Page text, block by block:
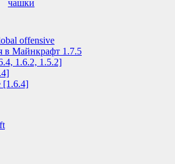
чашки
offensive
в Майнкрафт 1.7.5
1.6.2, 1.5.2]
[1.6.4]